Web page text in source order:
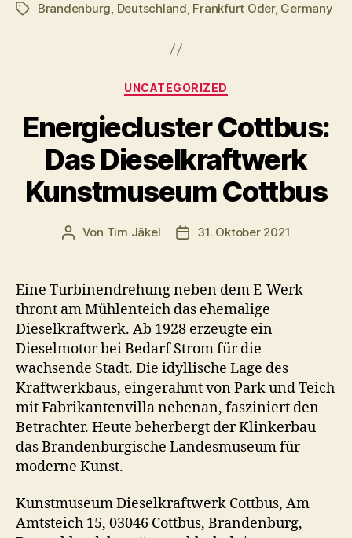
Schlagwörter
Brandenburg, Deutschland, Frankfurt Oder, Germany
Kategorien
UNCATEGORIZED
Energiecluster Cottbus:
Das Dieselkraftwerk
Kunstmuseum Cottbus
Beitragsautor
Von Tim Jäkel Veröffentlichungsdatum
31. Oktober 2021
Eine Turbinendrehung neben dem E-Werk
thront am Mühlenteich das ehemalige
Dieselkraftwerk. Ab 1928 erzeugte ein
Dieselmotor bei Bedarf Strom für die
wachsende Stadt. Die idyllische Lage des
Kraftwerkbaus, eingerahmt von Park und Teich
mit Fabrikantenvilla nebenan, fasziniert den
Betrachter. Heute beherbergt der Klinkerbau
das Brandenburgische Landesmuseum für
moderne Kunst.
Kunstmuseum Dieselkraftwerk Cottbus, Am
Amtsteich 15, 03046 Cottbus, Brandenburg,